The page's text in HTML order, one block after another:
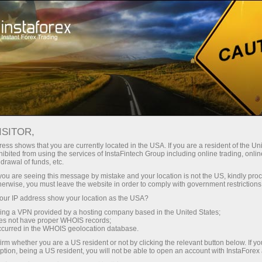
سرمایہ کاروں کے لیے
پی اے ایم ایم سسٹم
انسٹا فاریکس پی ۔اے۔ایم۔ایم اکاؤنٹ سسٹم کے ممبر کس طرح
انسٹا فاریکس پی ۔
اے۔ایم۔ایم اکاؤنٹ
سسٹم کے ممبر کس طرح
بن سکتے ہیں؟
shows that you are currently located in the USA. If you are a resident of the
from using the services of InstaFintech Group including online trading,
of funds, etc.
are seeing this message by mistake and your location is not the US, kindly
you must leave the website in order to comply with government
IP address show your location as the USA?
a VPN provided by a hosting company based in the United States;
not have proper WHOIS records;
in the WHOIS geolocation database.
whether you are a US resident or not by clicking the relevant button below. If
being a US resident, you will not be able to open an account with InstaForex